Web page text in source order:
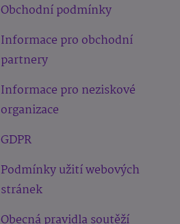
Obchodní podmínky
Informace pro obchodní
partnery
Informace pro neziskové
organizace
GDPR
Podmínky užití webových
stránek
Obecná pravidla soutěží